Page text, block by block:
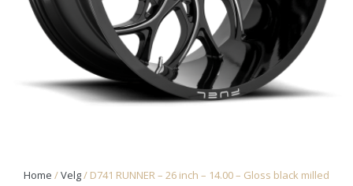
Home /Velg/ D741 RUNNER – 26 inch – 14.00 – Gloss black milled